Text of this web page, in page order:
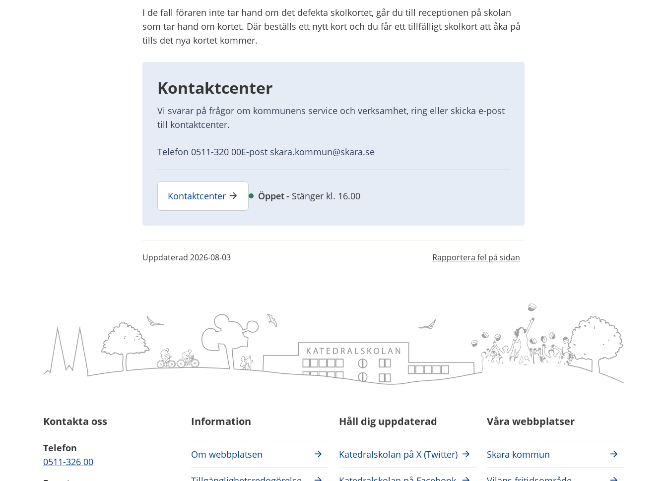
I de fall föraren inte tar hand om det defekta skolkortet, går du till receptionen på skolan
som tar hand om kortet. Där beställs ett nytt kort och du får ett tillfälligt skolkort att åka på
tills det nya kortet kommer.
Kontaktcenter
Vi svarar på frågor om kommunens service och verksamhet, ring eller skicka e-post
till kontaktcenter.
Telefon 0511-320 00E-post skara.kommun@skara.se
Kontaktcenter Öppet Stänger kl. 16.00
Uppdaterad 2026-08-03 Rapportera fel på sidan
Kontakta oss
Telefon
0511-326 00
Information
Om webbplatsen
Håll dig uppdaterad
Katedralskolan på X (Twitter)
Våra webbplatser
Skara kommun